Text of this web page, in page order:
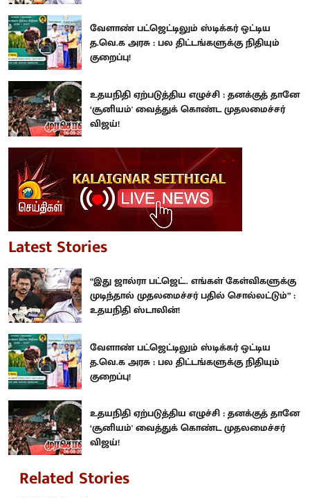
வேளாண் பட்ஜெட்டிலும் ஸ்டிக்கர் ஒட்டிய
த.வெ.க அரசு : பல திட்டங்களுக்கு நிதியும்
குறைப்பு!
உதயநிதி ஏற்படுத்திய எழுச்சி : தனக்குத் தானே
‘சூனியம்' வைத்துக் கொண்ட முதலமைச்சர்
விஜய்!
Latest Stories
“இது ஜால்ரா பட்ஜெட்.. எங்கள் கேள்விகளுக்கு
முடிந்தால் முதலமைச்சர் பதில் சொல்லட்டும்” :
உதயநிதி ஸ்டாலின்!
வேளாண் பட்ஜெட்டிலும் ஸ்டிக்கர் ஒட்டிய
த.வெ.க அரசு : பல திட்டங்களுக்கு நிதியும்
குறைப்பு!
உதயநிதி ஏற்படுத்திய எழுச்சி : தனக்குத் தானே
‘சூனியம்' வைத்துக் கொண்ட முதலமைச்சர்
விஜய்!
Related Stories